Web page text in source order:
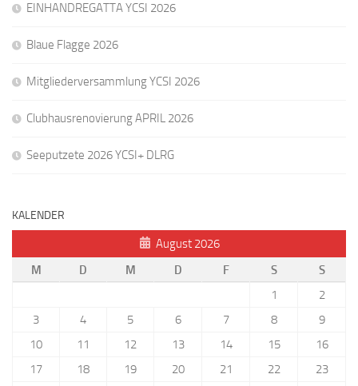
EINHANDREGATTA YCSI 2026
Blaue Flagge 2026
Mitgliederversammlung YCSI 2026
Clubhausrenovierung APRIL 2026
Seeputzete 2026 YCSI+ DLRG
KALENDER
August 2026
M
D M D F S
S
1
2
3
4 5 6 7 8
9
10
11 12 13 14 15
16
17
18 19 20 21 22
23